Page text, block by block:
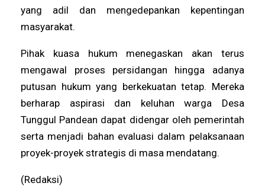
yang adil dan mengedepankan kepentingan
masyarakat.
Pihak kuasa hukum menegaskan akan terus
mengawal proses persidangan hingga adanya
putusan hukum yang berkekuatan tetap. Mereka
berharap aspirasi dan keluhan warga Desa
Tunggul Pandean dapat didengar oleh pemerintah
serta menjadi bahan evaluasi dalam pelaksanaan
proyek-proyek strategis di masa mendatang.
(Redaksi)